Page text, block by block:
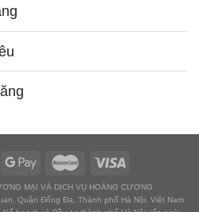
MẠI VÀ DỊCH VỤ HOÀNG CƯƠNG
Quận Đống Đa, Thành phố Hà Nội, Việt Nam